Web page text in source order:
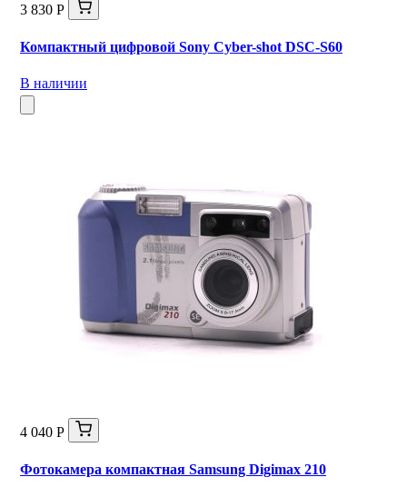
3 830 Р
Компактный цифровой Sony Cyber-shot DSC-S60
В наличии
4 040 Р
Фотокамера компактная Samsung Digimax 210